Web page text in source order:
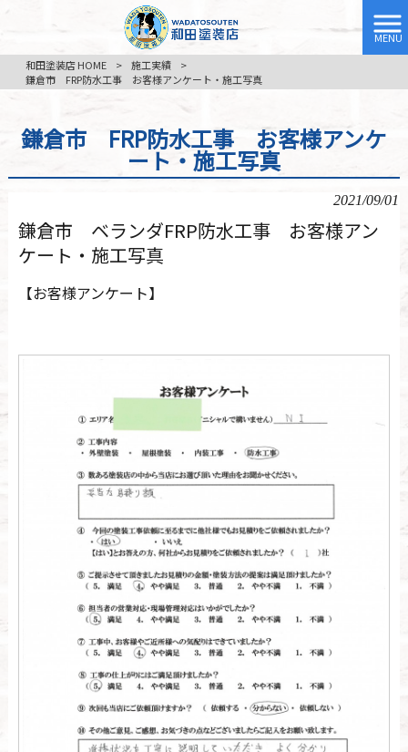
MENU
和田塗装店 HOME
> 施工実績
>
鎌倉市 FRP防水工事 お客様アンケート・施工写真
鎌倉市 FRP防水工事 お客様アンケ
ート・施工写真
2021/09/01
鎌倉市 ベランダFRP防水工事 お客様アン
ケート・施工写真
【お客様アンケート】